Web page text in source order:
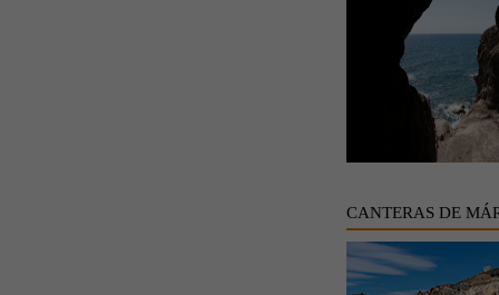
CANTERAS DE